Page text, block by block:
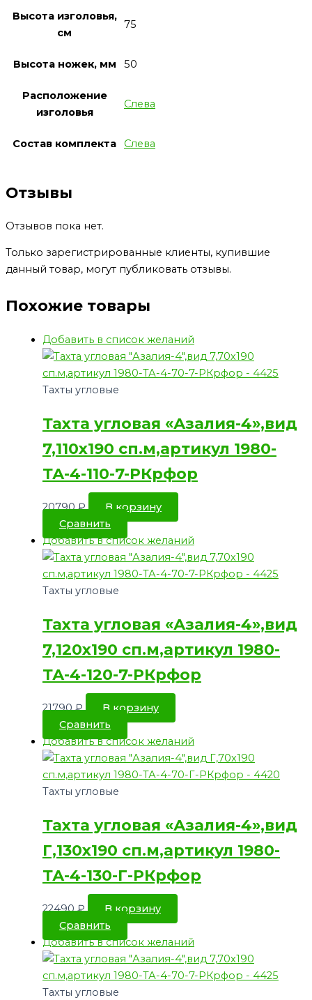
Высота изголовья,
см
75
Высота ножек, мм 50
Расположение
изголовья
Слева
Состав комплекта Слева
Отзывы
Отзывов пока нет.
Только зарегистрированные клиенты, купившие
данный товар, могут публиковать отзывы.
Похожие товары
Добавить в список желаний
Тахты угловые
Тахта угловая «Азалия-4»,вид
7,110х190 сп.м,артикул 1980-
ТА-4-110-7-РКрфор
20790₽
В корзину
Сравнить
Добавить в список желаний
Тахты угловые
Тахта угловая «Азалия-4»,вид
7,120х190 сп.м,артикул 1980-
ТА-4-120-7-РКрфор
21790₽
В корзину
Сравнить
Добавить в список желаний
Тахты угловые
Тахта угловая «Азалия-4»,вид
Г,130х190 сп.м,артикул 1980-
ТА-4-130-Г-РКрфор
22490₽
В корзину
Сравнить
Добавить в список желаний
Тахты угловые